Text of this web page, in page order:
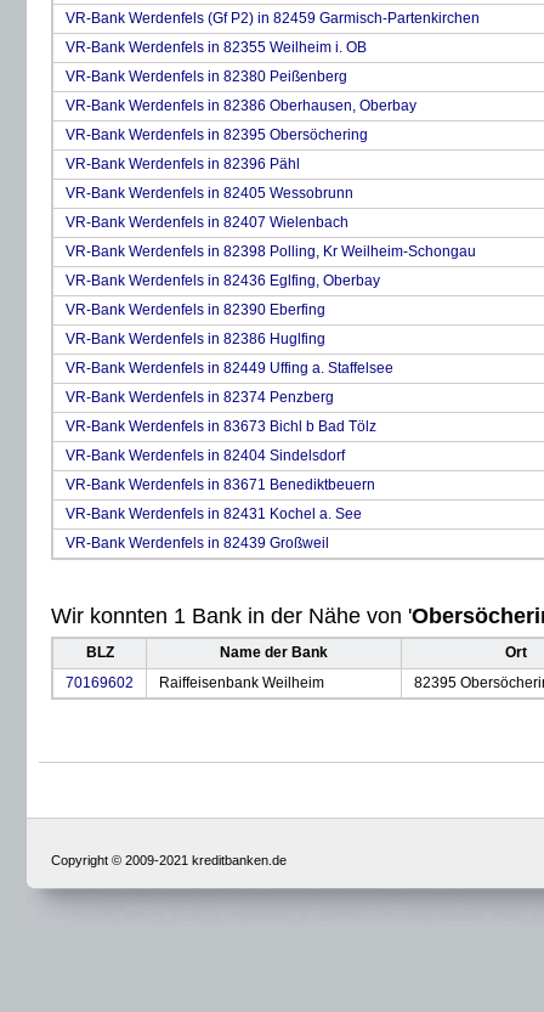
VR-Bank Werdenfels (Gf P2) in 82459 Garmisch-Partenkirchen
VR-Bank Werdenfels in 82355 Weilheim i. OB
VR-Bank Werdenfels in 82380 Peißenberg
VR-Bank Werdenfels in 82386 Oberhausen, Oberbay
VR-Bank Werdenfels in 82395 Obersöchering
VR-Bank Werdenfels in 82396 Pähl
VR-Bank Werdenfels in 82405 Wessobrunn
VR-Bank Werdenfels in 82407 Wielenbach
VR-Bank Werdenfels in 82398 Polling, Kr Weilheim-Schongau
VR-Bank Werdenfels in 82436 Eglfing, Oberbay
VR-Bank Werdenfels in 82390 Eberfing
VR-Bank Werdenfels in 82386 Huglfing
VR-Bank Werdenfels in 82449 Uffing a. Staffelsee
VR-Bank Werdenfels in 82374 Penzberg
VR-Bank Werdenfels in 83673 Bichl b Bad Tölz
VR-Bank Werdenfels in 82404 Sindelsdorf
VR-Bank Werdenfels in 83671 Benediktbeuern
VR-Bank Werdenfels in 82431 Kochel a. See
VR-Bank Werdenfels in 82439 Großweil
Wir konnten 1 Bank in der Nähe von '
BLZ Name der Bank
Ort
70169602
Raiffeisenbank Weilheim 82395
Copyright © 2009-2021 kreditbanken.de